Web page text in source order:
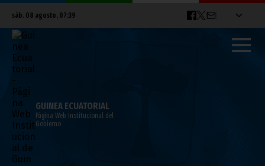
sáb. 08 agosto, 07:39
GUINEA ECUATORIAL
Página Web Institucional del
Gobierno
España ha relajado las medidas de
confinamiento